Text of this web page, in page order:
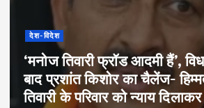
देश-विदेश
‘मनोज तिवारी फ्रॉड आदमी हैं’,
बाद प्रशांत किशोर का चैलेंज-
तिवारी के परिवार को न्याय